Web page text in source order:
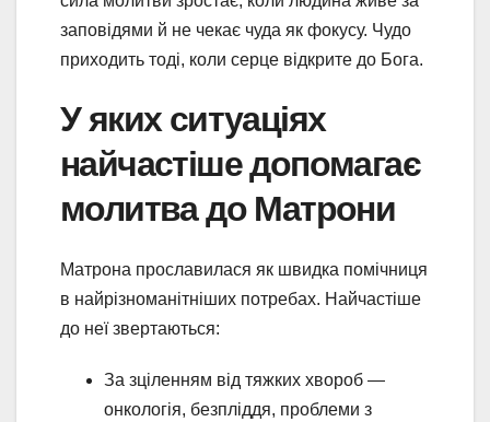
заповідями й не чекає чуда як фокусу. Чудо
приходить тоді, коли серце відкрите до Бога.
У яких ситуаціях
найчастіше допомагає
молитва до Матрони
Матрона прославилася як швидка помічниця
в найрізноманітніших потребах. Найчастіше
до неї звертаються:
За зціленням від тяжких хвороб —
онкологія, безпліддя, проблеми з